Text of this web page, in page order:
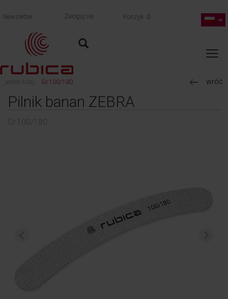
Newsletter Zaloguj się Koszyk 0
jesteś tutaj: Gr.100/180 wróć
Pilnik banan ZEBRA
Gr.100/180